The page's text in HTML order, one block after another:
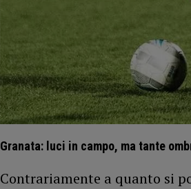
Granata: luci in campo, ma tante
Contrariamente a quanto si